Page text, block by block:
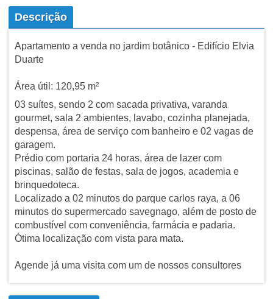
Descrição
Apartamento a venda no jardim botânico - Edifício Elvia
Duarte
Área útil: 120,95 m²
03 suítes, sendo 2 com sacada privativa, varanda
gourmet, sala 2 ambientes, lavabo, cozinha planejada,
despensa, área de serviço com banheiro e 02 vagas de
garagem.
Prédio com portaria 24 horas, área de lazer com
piscinas, salão de festas, sala de jogos, academia e
brinquedoteca.
Localizado a 02 minutos do parque carlos raya, a 06
minutos do supermercado savegnago, além de posto de
combustível com conveniência, farmácia e padaria.
Ótima localização com vista para mata.
Agende já uma visita com um de nossos consultores